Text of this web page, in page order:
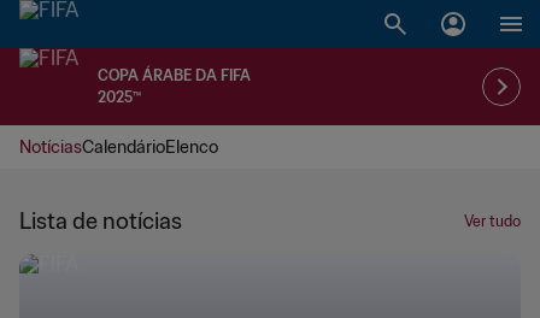
COPA ÁRABE DA FIFA
2025™
NotíciasCalendárioElenco
Lista de notícias Ver tudo